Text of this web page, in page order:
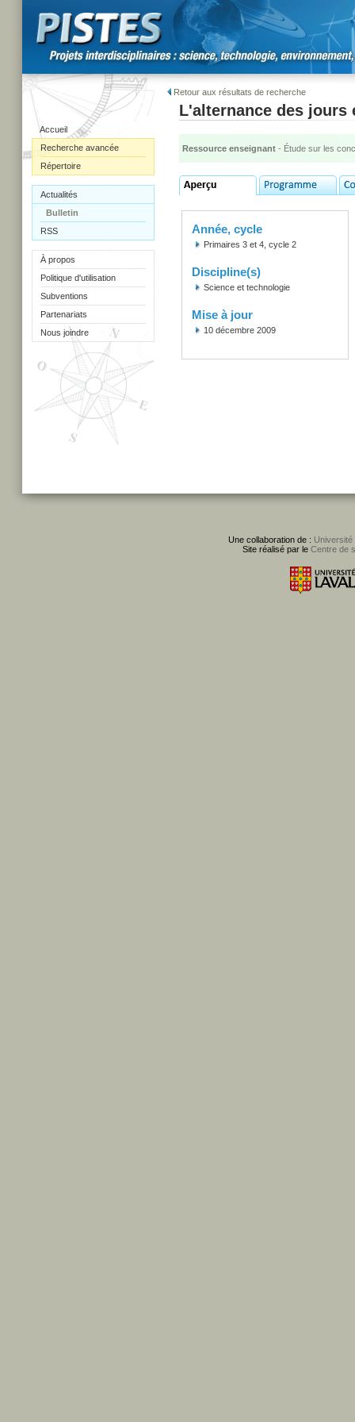
Accueil
Recherche avancée
Répertoire
Actualités
Bulletin
RSS
À propos
Politique d'utilisation
Subventions
Partenariats
Nous joindre
Retour aux résultats de recherche
L'alternance des jours
Ressource enseignant - Étude sur les
Année, cycle
Primaires 3 et 4, cycle 2
Discipline(s)
Science et technologie
Mise à jour
10 décembre 2009
Une collaboration de : Université
Site réalisé par le Centre de